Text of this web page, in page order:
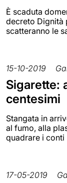
È scaduta
decreto Dignità
scatteranno le
15-10-2019
Sigarette:
centesimi
Stangata in
al fumo, alla
quadrare i conti
17-05-2019